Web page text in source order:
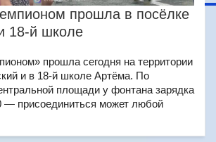
прошла в посёлке
18-й школе
прошла сегодня на территории
и в 18-й школе Артёма. По
площади у фонтана зарядка
— присоединиться может любой